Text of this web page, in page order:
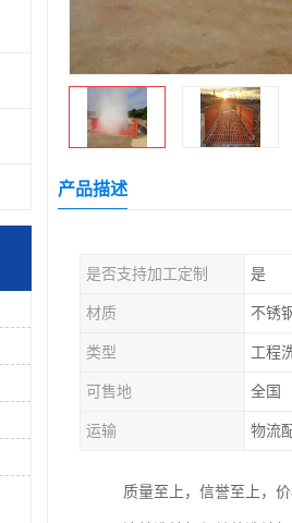
产品描述
是否支持加工定制 是
材质 不锈
类型 工程
可售地 全国
运输 物流
质量至上，信誉至上，